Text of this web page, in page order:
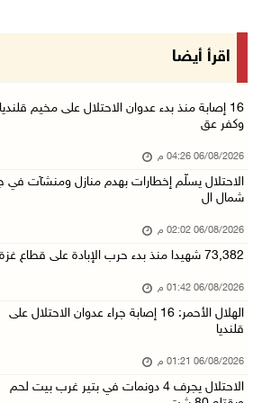
73,382 شهيدا منذ بدء حرب الإبادة على قطاع غزة
سفارة فلسطين في عُمان تكرم الطلبة
الهلال الأحمر: 16 إصابة جراء عدوان الاحتلال ع ...
06/آب/2026 01:21 م
الحسيني يبحث مع ممثلة الهند لدى دولة
الاحتلال يجرف 4 دونمات في بتير غرب بيت لحم وي ...
06/آب/2026 12:43 م
"لجنة الانتخابات" وبرنامج الأمم المتحدة الإنم
اقرأ أيضا
16 إصابة منذ بدء عدوان الاحتلال على مخيم قلنديا
وكفر عق
06/08/2026 04:26 م
الاحتلال يسلّم إخطارات بهدم منازل ومنشآت في
شمال ال
06/08/2026 02:02 م
73,382 شهيدا منذ بدء حرب الإبادة على قطاع غزة
06/08/2026 01:42 م
الهلال الأحمر: 16 إصابة جراء عدوان الاحتلال على
قلنديا
06/08/2026 01:21 م
الاحتلال يجرف 4 دونمات في بتير غرب بيت لحم